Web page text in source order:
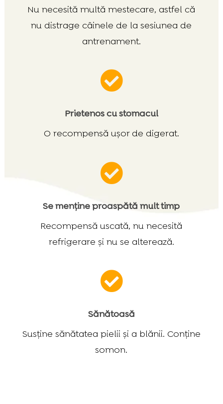
Nu necesită multă mestecare, astfel că
nu distrage câinele de la sesiunea de
antrenament.

Prietenos cu stomacul
O recompensă ușor de digerat.

Se menține proaspătă mult timp
Recompensă uscată, nu necesită
refrigerare și nu se alterează.

Sănătoasă
Susține sănătatea pielii și a blănii. Conține
somon.